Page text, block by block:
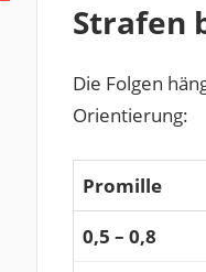
Strafen
Die Folgen
Orientierung:
Promille
0,5 – 0,8